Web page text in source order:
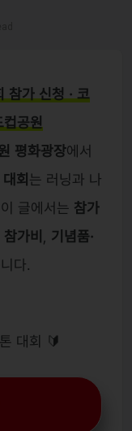
참가 신청 · 코
공원
평화광장에서
회 는 러닝과 나
글에서는 참가
참가비
기념품·
다.
대회 🔰